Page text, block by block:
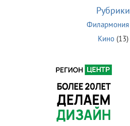
Рубрики
Филармония
Кино(13)